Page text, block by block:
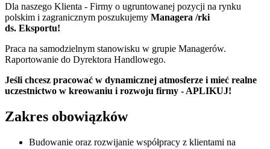
Dla naszego Klienta - Firmy o ugruntowanej pozycji na rynku
polskim i zagranicznym poszukujemy Managera /rki
ds. Eksportu!
Praca na samodzielnym stanowisku w grupie Managerów.
Raportowanie do Dyrektora Handlowego.
Jeśli chcesz pracować w dynamicznej atmosferze i mieć realne
uczestnictwo w kreowaniu i rozwoju firmy - APLIKUJ!
Zakres obowiązków
Budowanie oraz rozwijanie współpracy z klientami na